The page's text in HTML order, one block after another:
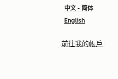
中文 - 简体
English
前往我的帳戶